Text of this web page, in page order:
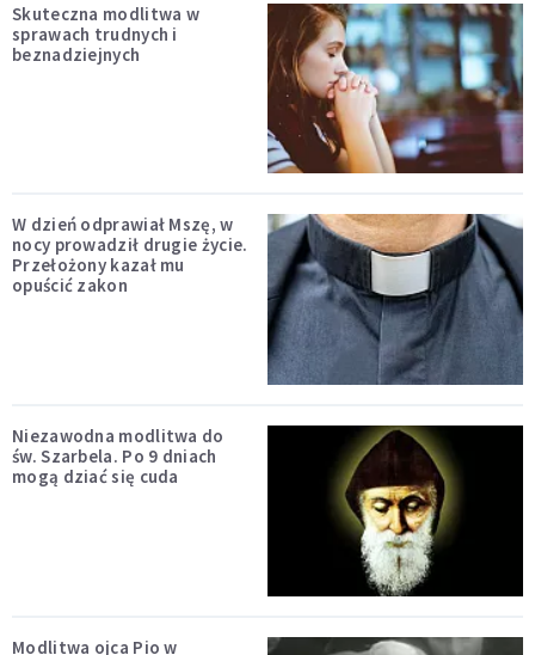
Skuteczna modlitwa w
sprawach trudnych i
beznadziejnych
W dzień odprawiał Mszę, w
nocy prowadził drugie życie.
Przełożony kazał mu
opuścić zakon
Niezawodna modlitwa do
św. Szarbela. Po 9 dniach
mogą dziać się cuda
Modlitwa ojca Pio w